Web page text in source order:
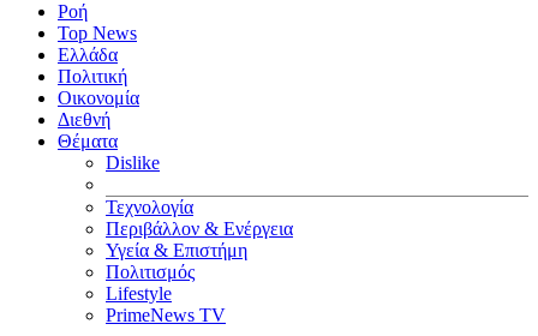
Ροή
Top News
Ελλάδα
Πολιτική
Οικονομία
Διεθνή
Θέματα
Dislike
Τεχνολογία
Περιβάλλον & Ενέργεια
Υγεία & Επιστήμη
Πολιτισμός
Lifestyle
PrimeNews TV